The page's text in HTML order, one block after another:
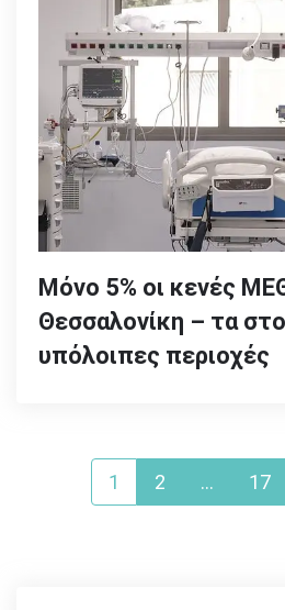
Μόνο 5% οι κενές
Θεσσαλονίκη – τα
υπόλοιπες περιοχές
Σελιδοποίηση
άρθρων
1 2 … 17